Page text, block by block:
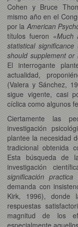
Cohen y Bruce
mismo año en el
por la American
títulos fueron «Much
statistical
should supplement or
El interrogante
actualidad,
(Valera y Sánchez,
sigue vigente, casi
cíclica como algunos
Ciertamente las
investigación
plantee la necesidad
tradicional obtenida
Esta búsqueda de
investigación
significación practica
demanda con
Kirk, 1996), donde
respuestas
magnitud de los
especialmente